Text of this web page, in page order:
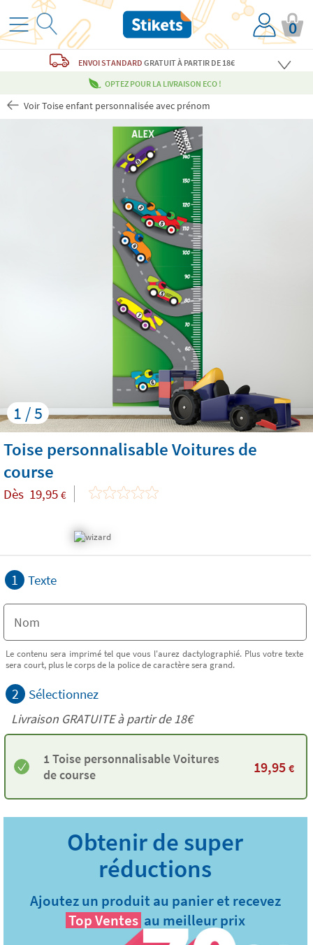
0
ENVOI STANDARDGRATUITÀ PARTIR DE 18€
OPTEZ POUR LA LIVRAISON ECO !
Voir Toise enfant personnalisée avec prénom
1 / 5
Toise personnalisable Voitures de
course
Dès 19,95 €
1 Texte
Le contenu sera imprimé tel que vous l'aurez dactylographié. Plus votre texte
sera court, plus le corps de la police de caractère sera grand.
2 Sélectionnez
Livraison GRATUITE à partir de18€
1 Toise personnalisable Voitures
de course
19,95 €
Ajoutez un produit au panier et recevez
Top Ventes au meilleur prix